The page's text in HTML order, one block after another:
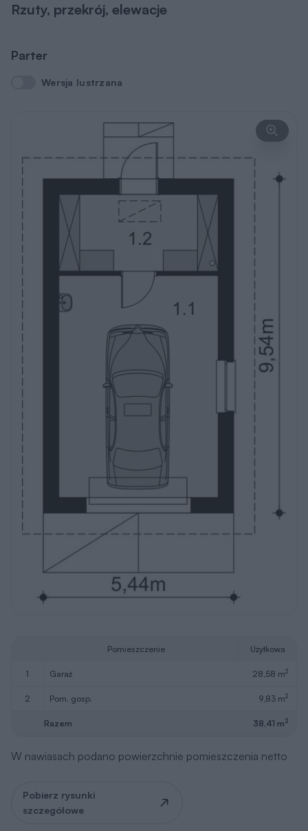
Rzuty, przekrój, elewacje
Parter
Wersja lustrzana
Wersja lustrzana
Pomieszczenie Użytkowa
1 garaż 28,58 m2
2 pom. gosp. 9,83 m2
Razem 38,41 m2
W nawiasach podano powierzchnie pomieszczenia netto
Pobierz rysunki
szczegółowe